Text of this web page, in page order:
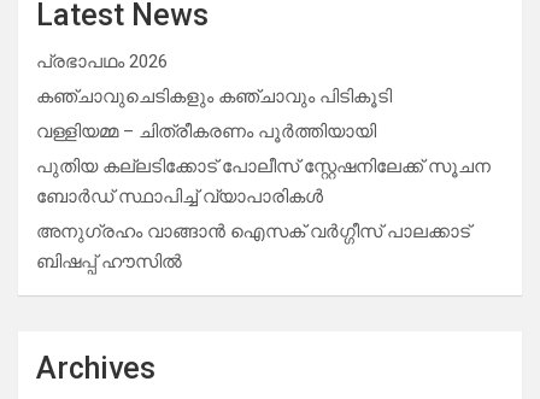
Latest News
പ്രഭാപഥം 2026
കഞ്ചാവുചെടികളും കഞ്ചാവും പിടികൂടി
വള്ളിയമ്മ – ചിത്രീകരണം പൂർത്തിയായി
പുതിയ കല്ലടിക്കോട് പോലീസ് സ്റ്റേഷനിലേക്ക് സൂചന
ബോർഡ് സ്ഥാപിച്ച് വ്യാപാരികൾ
അനുഗ്രഹം വാങ്ങാൻ ഐസക് വര്‍ഗ്ഗീസ് പാലക്കാട്
ബിഷപ്പ് ഹൗസില്‍
Archives